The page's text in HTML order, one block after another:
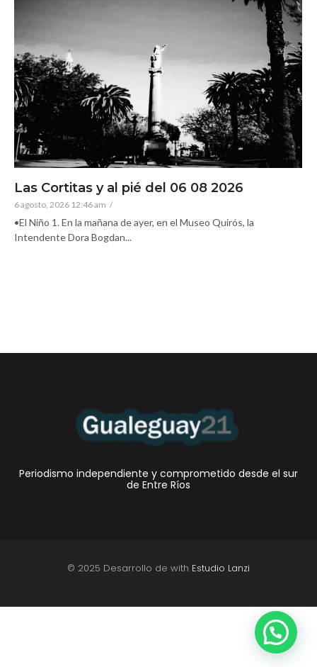
Las Cortitas y al pié del 06 08 2026
6 agosto, 2026 12:46 am /
•El Niño 1. En la mañana de ayer, en el Museo Quirós, la
Intendente Dora Bogdan...
Periodismo independiente y comprometido desde el sur
de Entre Ríos
© 2025 Desarrollo de with Estudio Lanzi